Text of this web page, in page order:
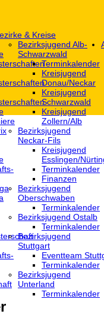
& Kreise
Bezirksjugend Alb-
Schwarzwald
Terminkalender
Kreisjugend
Donau/Neckar
Kreisjugend
Schwarzwald
Kreisjugend
Zollern/Alb
Bezirksjugend
Neckar-Fils
Kreisjugend
‎Esslingen/
Terminkalender
Finanzen
Bezirksjugend
Oberschwaben
Terminkalender
Bezirksjugend Ostalb
Terminkalender
Bezirksjugend
Stuttgart
‎Eventteam
Terminkalender
Bezirksjugend
Unterland
Terminkalender